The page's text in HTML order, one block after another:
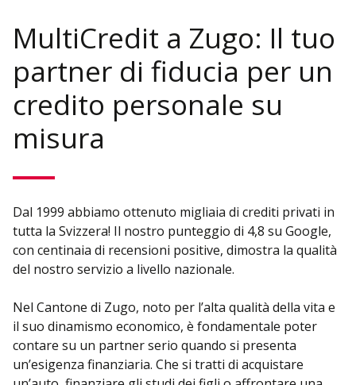
MultiCredit a Zugo: Il tuo
partner di fiducia per un
credito personale su
misura
Dal 1999 abbiamo ottenuto migliaia di crediti privati in
tutta la Svizzera! Il nostro punteggio di 4,8 su Google,
con centinaia di recensioni positive, dimostra la qualità
del nostro servizio a livello nazionale.
Nel Cantone di Zugo, noto per l’alta qualità della vita e
il suo dinamismo economico, è fondamentale poter
contare su un partner serio quando si presenta
un’esigenza finanziaria. Che si tratti di acquistare